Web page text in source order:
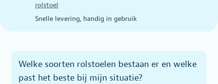
rolstoel
Snelle levering, handig in gebruik
Welke soorten rolstoelen bestaan er en welke
past het beste bij mijn situatie?